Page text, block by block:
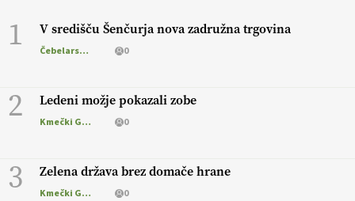
1 V središču Šenčurja nova zadružna trgovina
Čebelarstvo 0
2 Ledeni možje pokazali zobe
Kmečki Glas 0
3 Zelena država brez domače hrane
Kmečki Glas 0